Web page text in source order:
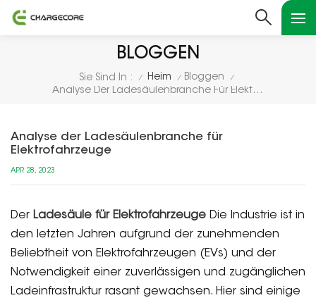
BLOGGEN
Sie Sind In : / Heim / Bloggen /
Analyse Der Ladesäulenbranche Für Elektrofahrzeuge
Analyse der Ladesäulenbranche für
Elektrofahrzeuge
APR 28, 2023
Der Ladesäule für Elektrofahrzeuge Die Industrie ist in
den letzten Jahren aufgrund der zunehmenden
Beliebtheit von Elektrofahrzeugen (EVs) und der
Notwendigkeit einer zuverlässigen und zugänglichen
Ladeinfrastruktur rasant gewachsen. Hier sind einige